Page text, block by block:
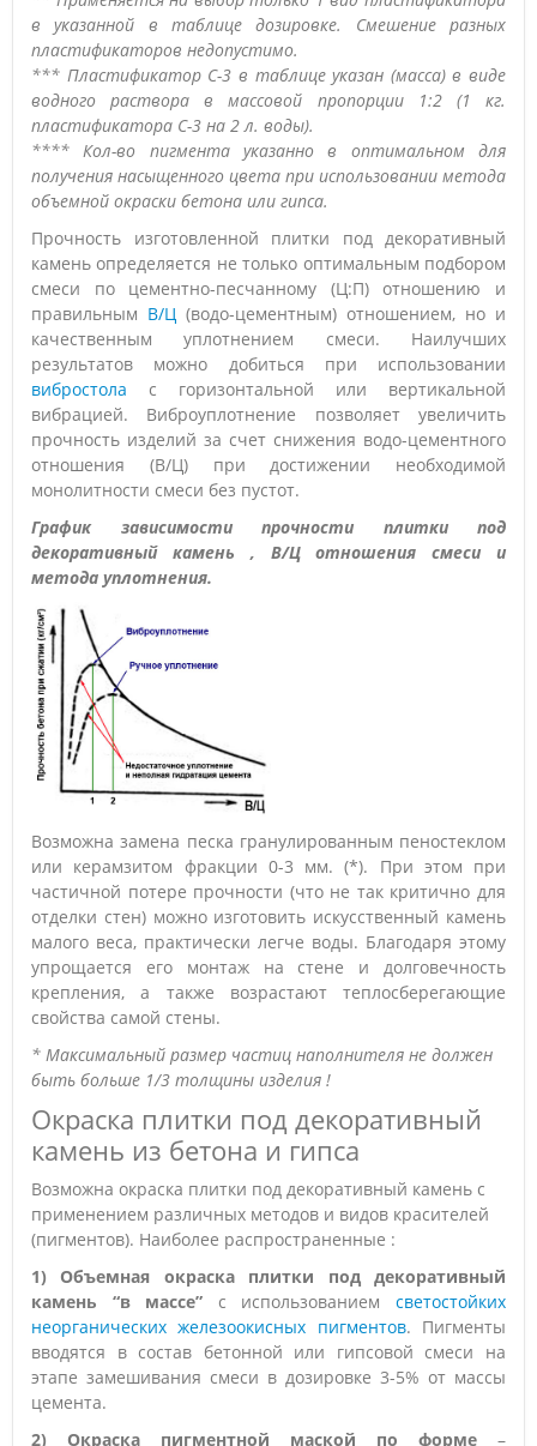
в указанной в таблице дозировке. Смешение разных
пластификаторов недопустимо.
*** Пластификатор С-3 в таблице указан (масса) в виде
водного раствора в массовой пропорции 1:2 (1 кг.
пластификатора С-3 на 2 л. воды).
**** Кол-во пигмента указанно в оптимальном для
получения насыщенного цвета при использовании метода
объемной окраски бетона или гипса.
Прочность изготовленной плитки под декоративный
камень определяется не только оптимальным подбором
смеси по цементно-песчанному (Ц:П) отношению и
правильным В/Ц (водо-цементным) отношением, но и
качественным уплотнением смеси. Наилучших
результатов можно добиться при использовании
вибростола с горизонтальной или вертикальной
вибрацией. Виброуплотнение позволяет увеличить
прочность изделий за счет снижения водо-цементного
отношения (В/Ц) при достижении необходимой
монолитности смеси без пустот.
График зависимости прочности плитки под
декоративный камень , В/Ц отношения смеси и
метода уплотнения.
Возможна замена песка гранулированным пеностеклом
или керамзитом фракции 0-3 мм. (*). При этом при
частичной потере прочности (что не так критично для
отделки стен) можно изготовить искусственный камень
малого веса, практически легче воды. Благодаря этому
упрощается его монтаж на стене и долговечность
крепления, а также возрастают теплосберегающие
свойства самой стены.
* Максимальный размер частиц наполнителя не должен
быть больше 1/3 толщины изделия !
Окраска плитки под декоративный
камень из бетона и гипса
Возможна окраска плитки под декоративный камень с
применением различных методов и видов красителей
(пигментов). Наиболее распространенные :
1) Объемная окраска плитки под декоративный
камень “в массе” с использованиемсветостойких
неорганических железоокисных пигментов. Пигменты
вводятся в состав бетонной или гипсовой смеси на
этапе замешивания смеси в дозировке 3-5% от массы
цемента.
2) Окраска пигментной маской по форме –